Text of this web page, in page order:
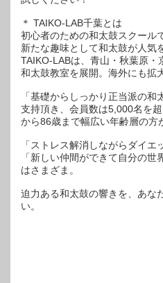
＊ TAIKO-LAB千葉とは
初心者のための和太鼓スクール
新たな趣味として和太鼓が人気
TAIKO-LABは、青山・秋葉原
和太鼓教室を展開。海外にも拡
「基礎からしっかり正当派の
支持頂き、会員数は5,000名を
から86歳まで幅広い年齢層の方
「ストレス解消しながらダイエ
「新しい仲間ができて自分の
はさまざま。
迫力ある和太鼓の響きを、あな
い。